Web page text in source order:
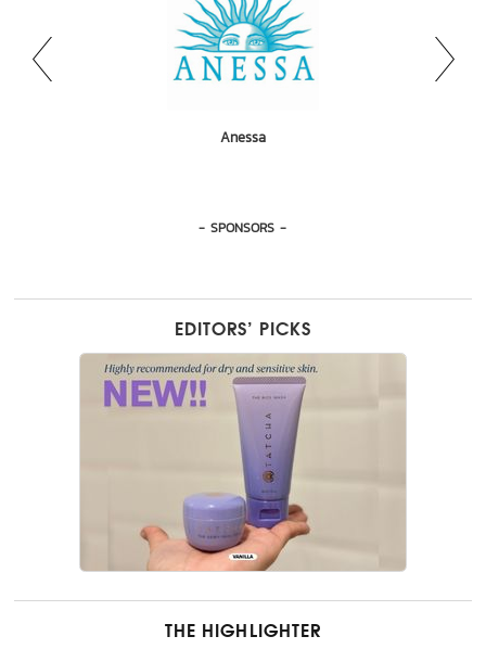
Eucerin
Vaseline
Mizumi
L'oreal
Anessa
- SPONSORS -
EDITORS’ PICKS
THE HIGHLIGHTER